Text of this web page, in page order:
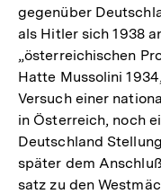
gegenüber
als Hitler sich 1938
„österreichischen
Hatte Mussolini
Versuch einer
in Österreich, noch
Deutschland
später dem
satz zu den